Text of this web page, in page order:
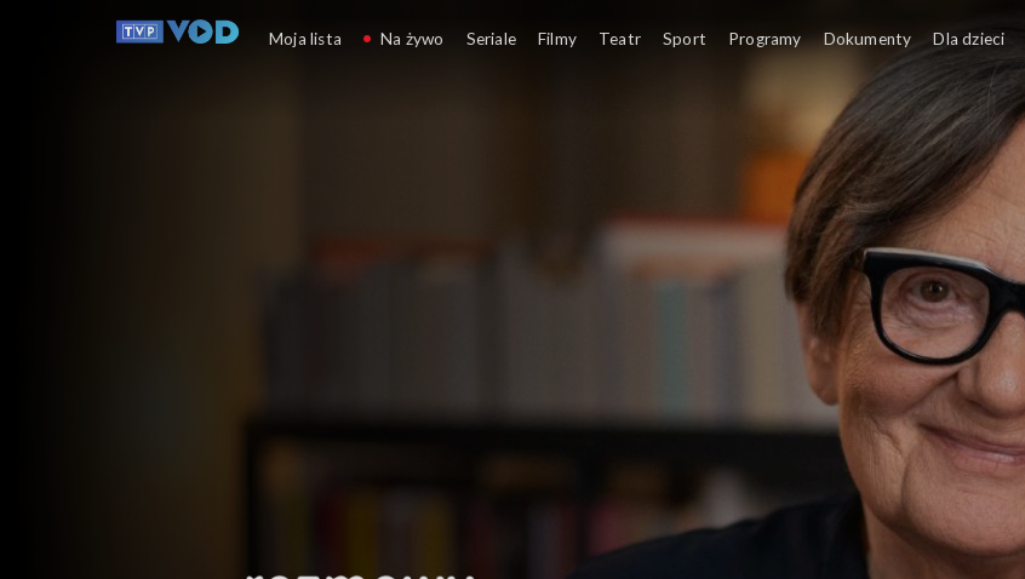
Moja lista Na żywo Seriale Filmy Teatr Sport Programy Dokumenty Dla dzieci